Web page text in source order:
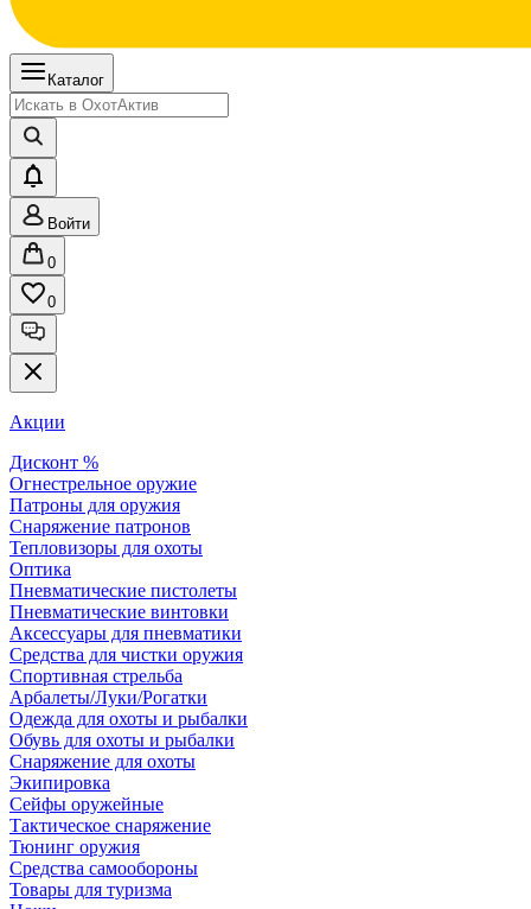
Каталог
Войти
0
0
Акции
Дисконт %
Огнестрельное оружие
Патроны для оружия
Снаряжение патронов
Тепловизоры для охоты
Оптика
Пневматические пистолеты
Пневматические винтовки
Аксессуары для пневматики
Средства для чистки оружия
Спортивная стрельба
Арбалеты/Луки/Рогатки
Одежда для охоты и рыбалки
Обувь для охоты и рыбалки
Снаряжение для охоты
Экипировка
Сейфы оружейные
Тактическое снаряжение
Тюнинг оружия
Средства самообороны
Товары для туризма